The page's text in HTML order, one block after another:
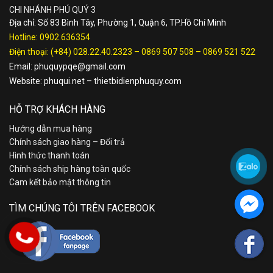
CHI NHÁNH PHÚ QUÝ 3
Địa chỉ: Số 83 Bình Tây, Phường 1, Quận 6, TP.Hồ Chí Minh
Hotline: 0902.636354
Điện thoại: (+84) 028.22.40.2323 – 0869 507 508 – 0869 521 522
Email: phuquypqe@gmail.com
Website: phuqui.net – thietbidienphuquy.com
HỖ TRỢ KHÁCH HÀNG
Hướng dẫn mua hàng
Chính sách giao hàng – Đổi trả
Hình thức thanh toán
Chính sách ship hàng toàn quốc
Cam kết bảo mật thông tin
TÌM CHÚNG TÔI TRÊN FACEBOOK